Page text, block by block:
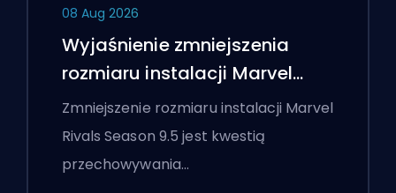
08 Aug 2026
Wyjaśnienie zmniejszenia
rozmiaru instalacji Marvel
Rivals Season 9.5
Zmniejszenie rozmiaru instalacji Marvel
Rivals Season 9.5 jest kwestią
przechowywania…